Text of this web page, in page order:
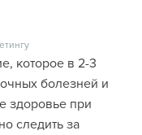
которое в 2-3
болезней и
здоровье при
следить за